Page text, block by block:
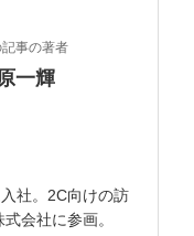
記事の著者
一輝
社。2C向けの訪
会社に参画。